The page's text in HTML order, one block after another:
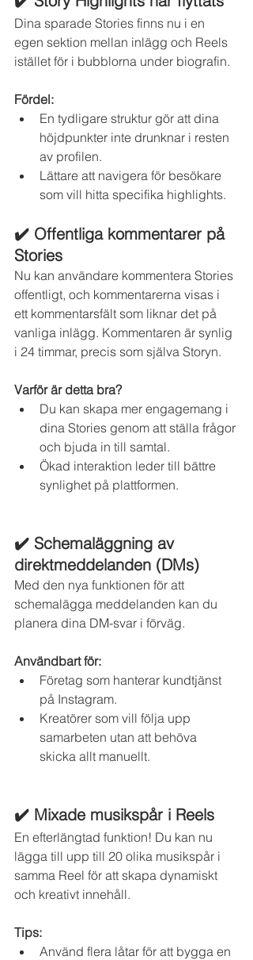
Dina sparade Stories finns nu i en
egen sektion mellan inlägg och Reels
istället för i bubblorna under biografin.
Fördel:
En tydligare struktur gör att dina
höjdpunkter inte drunknar i resten
av profilen.
Lättare att navigera för besökare
som vill hitta specifika highlights.
✔️ Offentliga kommentarer på
Stories
Nu kan användare kommentera Stories
offentligt, och kommentarerna visas i
ett kommentarsfält som liknar det på
vanliga inlägg. Kommentaren är synlig
i 24 timmar, precis som själva Storyn.
Varför är detta bra?
Du kan skapa mer engagemang i
dina Stories genom att ställa frågor
och bjuda in till samtal.
Ökad interaktion leder till bättre
synlighet på plattformen.
✔️ Schemaläggning av
direktmeddelanden (DMs)
Med den nya funktionen för att
schemalägga meddelanden kan du
planera dina DM-svar i förväg.
Användbart för:
Företag som hanterar kundtjänst
på Instagram.
Kreatörer som vill följa upp
samarbeten utan att behöva
skicka allt manuellt.
✔️ Mixade musikspår i Reels
En efterlängtad funktion! Du kan nu
lägga till upp till 20 olika musikspår i
samma Reel för att skapa dynamiskt
och kreativt innehåll.
Tips:
Använd flera låtar för att bygga en